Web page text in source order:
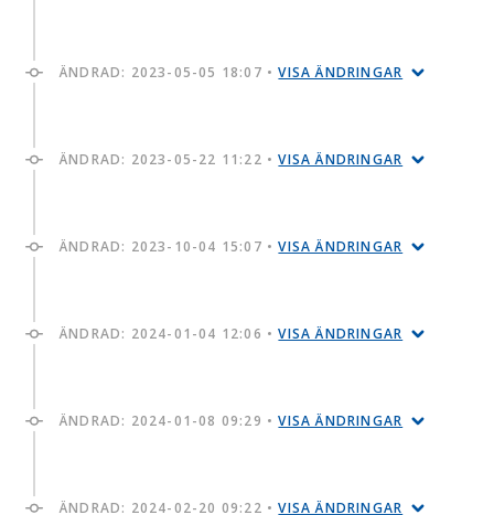
ÄNDRAD: 2023-05-05 18:07 •VISA ÄNDRINGAR
ÄNDRAD: 2023-05-22 11:22 •VISA ÄNDRINGAR
ÄNDRAD: 2023-10-04 15:07 •VISA ÄNDRINGAR
ÄNDRAD: 2024-01-04 12:06 •VISA ÄNDRINGAR
ÄNDRAD: 2024-01-08 09:29 •VISA ÄNDRINGAR
ÄNDRAD: 2024-02-20 09:22 •VISA ÄNDRINGAR